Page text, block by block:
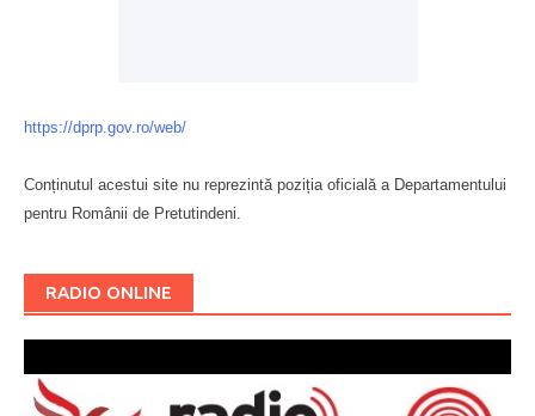
https://dprp.gov.ro/web/
Conținutul acestui site nu reprezintă poziția oficială a Departamentului
pentru Românii de Pretutindeni.
RADIO ONLINE